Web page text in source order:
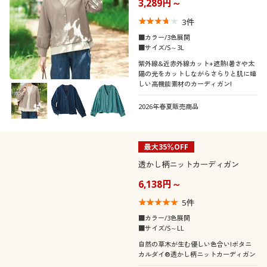
3,289円～
3件
■カラー/3色展開
■サイズ/S～3L
紫外線&近赤外線カット+遮熱!暑さや太
陽の光をカットしながらさらりと肌に嬉
しい高機能素材のカーディガン!
2026年春夏販売商品
最大35％OFF
透かし柄ニットカーディガン
6,138円～
5件
■カラー/3色展開
■サイズ/S～LL
自然の草木が生む優しい色合い!ボタニ
カルダイ®透かし柄ニットカーディガン